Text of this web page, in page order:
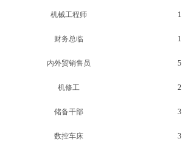
机械工程师 1
财务总临 1
内外贸销售员 5
机修工 2
储备干部 3
数控车床 3